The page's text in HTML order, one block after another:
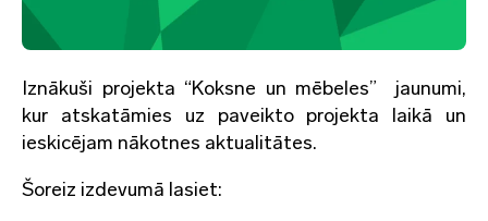
Iznākuši projekta “Koksne un mēbeles” jaunumi,
kur atskatāmies uz paveikto projekta laikā un
ieskicējam nākotnes aktualitātes.
Šoreiz izdevumā lasiet: